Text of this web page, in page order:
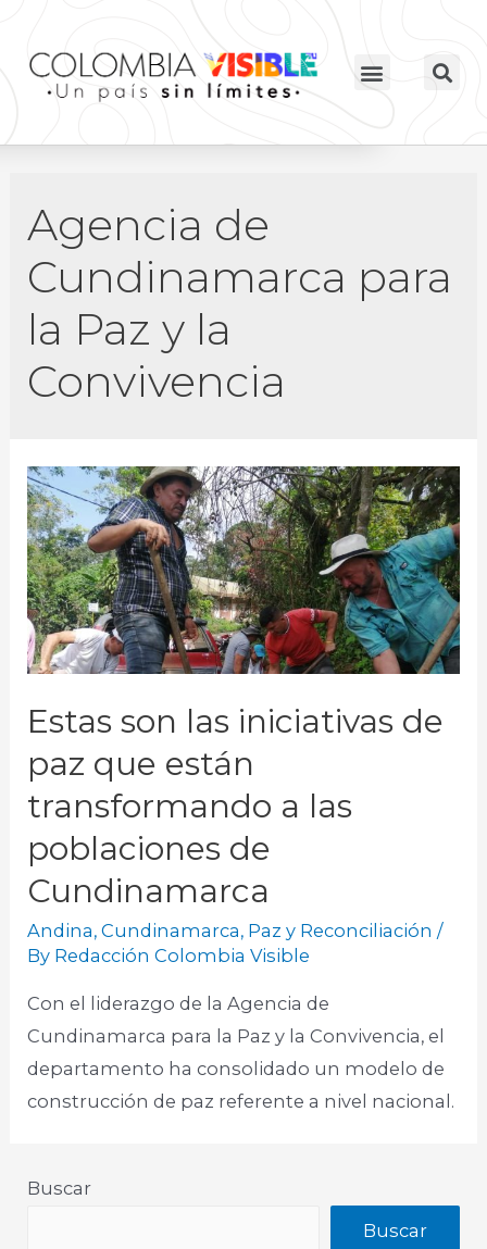
Agencia de
Cundinamarca para
la Paz y la
Convivencia
Estas son las iniciativas de
paz que están
transformando a las
poblaciones de
Cundinamarca
Andina,Cundinamarca, Paz y Reconciliación /
By Redacción Colombia Visible
Con el liderazgo de la Agencia de
Cundinamarca para la Paz y la Convivencia, el
departamento ha consolidado un modelo de
construcción de paz referente a nivel nacional.
Buscar
Buscar